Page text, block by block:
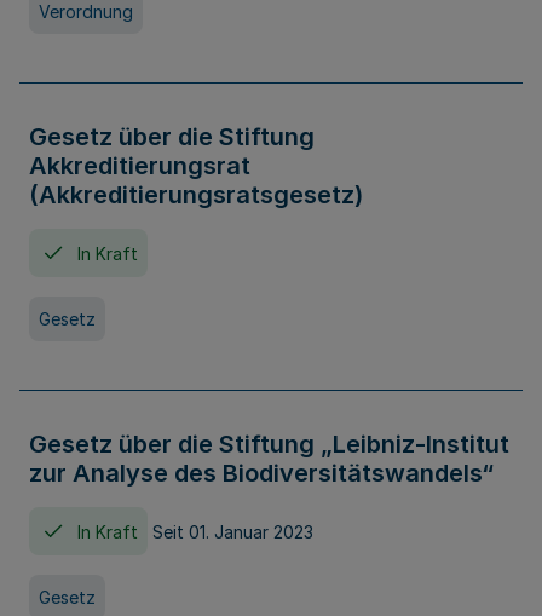
Verordnung
Gesetz über die Stiftung
Akkreditierungsrat
(Akkreditierungsratsgesetz)
In Kraft
Gesetz
Gesetz über die Stiftung „Leibniz-Institut
zur Analyse des Biodiversitätswandels“
In Kraft Seit 01. Januar 2023
Gesetz